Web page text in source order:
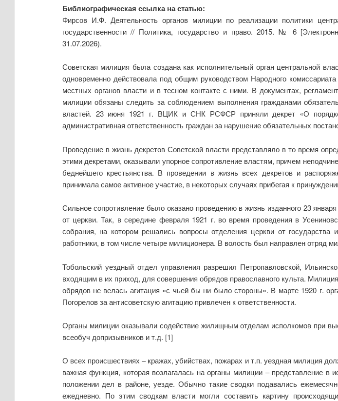
Библиографическая ссылка на статью:
Фирсов И.Ф. Деятельность органов милиции по реализации политики
государственности // Политика, государство и право. 2015. № 6
31.07.2026).
Советская милиция была создана как исполнительный орган центральной
одновременно действовала под общим руководством Народного
местных органов власти и в тесном контакте с ними. В документах,
милиции обязаны следить за соблюдением выполнения гражданами
властей. 23 июня 1921 г. ВЦИК и СНК РСФСР приняли декрет «О порядке
административная ответственность граждан за нарушение обязательных
Проведение в жизнь декретов Советской власти представляло в то время
этими декретами, оказывали упорное сопротивление властям, причем
беднейшего крестьянства. В проведении в жизнь всех декретов и
принимала самое активное участие, в некоторых случаях прибегая к
Сильное сопротивление было оказано проведению в жизнь изданного 23
от церкви. Так, в середине февраля 1921 г. во время проведения в
собрания, на котором решались вопросы отделения церкви от
работники, в том числе четыре милиционера. В волость был направлен отряд
Тобольский уездный отдел управления разрешил Петропавловской,
входящим в их приход, для совершения обрядов православного культа.
обрядов не велась агитация «с чьей бы ни было стороны». В марте 1920 г.
Погорелов за антисоветскую агитацию привлечен к ответственности.
Органы милиции оказывали содействие жилищным отделам исполкомов при
всеобуч допризывников и т.д. [1]
О всех происшествиях – кражах, убийствах, пожарах и т.п. уездная милиция
важная функция, которая возлагалась на органы милиции – представление
положении дел в районе, уезде. Обычно такие сводки подавались
ежедневно. По этим сводкам власти могли составить картину